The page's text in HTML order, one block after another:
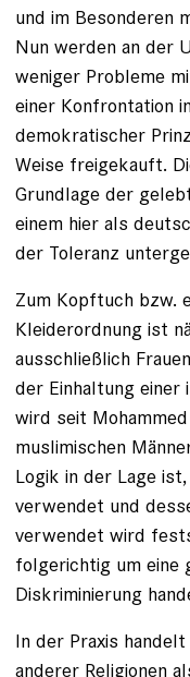
und im Besonderen
Nun werden an der
weniger Probleme
einer Konfrontation
demokratischer
Weise freigekauft.
Grundlage der
einem hier als
der Toleranz
Zum Kopftuch bzw.
Kleiderordnung ist
ausschließlich
der Einhaltung einer
wird seit
muslimischen
Logik in der Lage
verwendet und
verwendet wird
folgerichtig um eine
Diskriminierung
In der Praxis
anderer Religionen